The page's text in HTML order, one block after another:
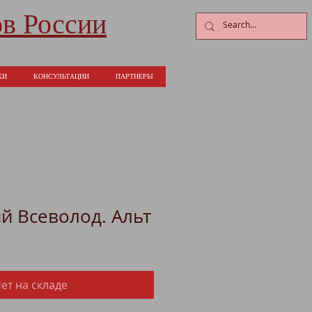
России
КОНСУЛЬТАЦИИ ПАРТНЕРЫ
Всеволод. Альт
на складе